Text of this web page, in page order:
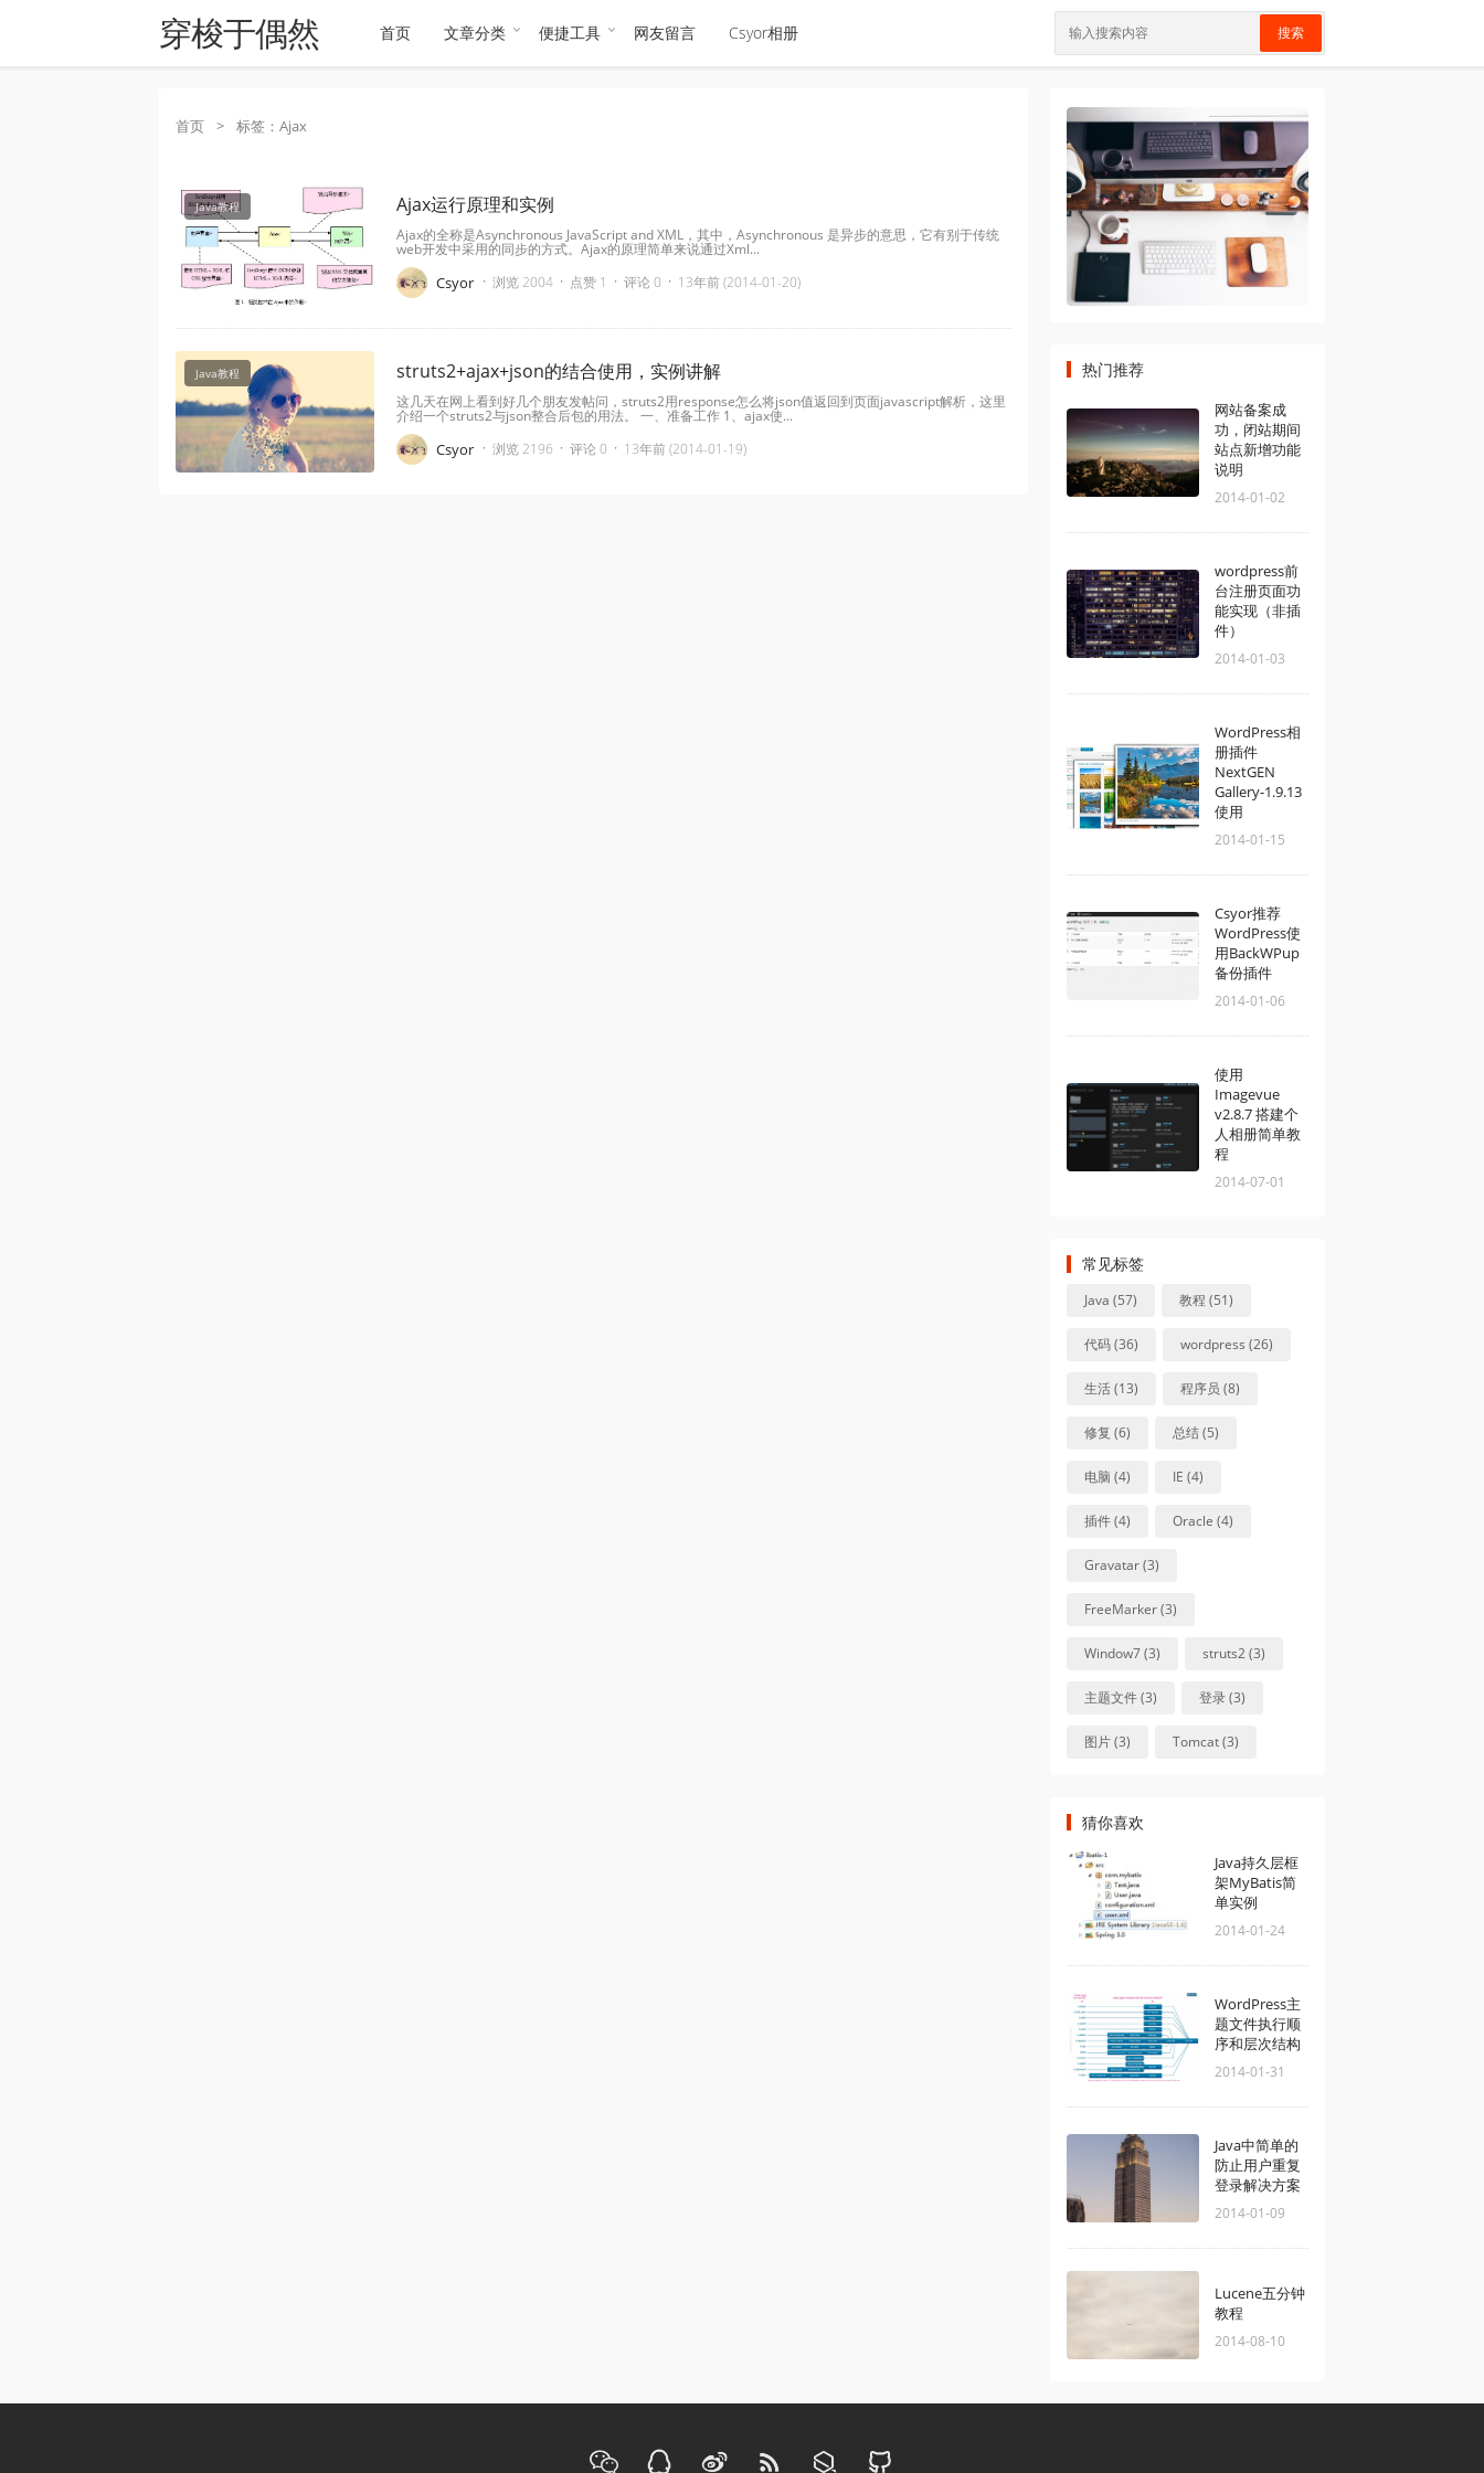
穿梭于偶然 首页 文章分类 便捷工具 网友留言 Csyor相册 搜索
首页 > 标签：Ajax
Java教程 Ajax运行原理和实例
Ajax的全称是Asynchronous JavaScript and XML，其中，Asynchronous 是异步的意思，它有别于传统
web开发中采用的同步的方式。Ajax的原理简单来说通过Xml...
Csyor · 浏览 2004 · 点赞 1 · 评论 0 · 13年前 (2014-01-20)
Java教程 struts2+ajax+json的结合使用，实例讲解
这几天在网上看到好几个朋友发帖问，struts2用response怎么将json值返回到页面javascript解析，这里
介绍一个struts2与json整合后包的用法。 一、准备工作 1、ajax使...
Csyor · 浏览 2196 · 评论 0 · 13年前 (2014-01-19)
热门推荐
网站备案成
功，闭站期间
站点新增功能
说明
2014-01-02
wordpress前
台注册页面功
能实现（非插
件）
2014-01-03
WordPress相
册插件
NextGEN
Gallery-1.9.13
使用
2014-01-15
Csyor推荐
WordPress使
用BackWPup
备份插件
2014-01-06
使用
Imagevue
v2.8.7 搭建个
人相册简单教
程
2014-07-01
常见标签
Java (57) 教程 (51)
代码 (36) wordpress (26)
生活 (13) 程序员 (8)
修复 (6) 总结 (5)
电脑 (4) IE (4)
插件 (4) Oracle (4)
Gravatar (3)
FreeMarker (3)
Window7 (3) struts2 (3)
主题文件 (3) 登录 (3)
图片 (3) Tomcat (3)
猜你喜欢
Java持久层框
架MyBatis简
单实例
2014-01-24
WordPress主
题文件执行顺
序和层次结构
2014-01-31
Java中简单的
防止用户重复
登录解决方案
2014-01-09
Lucene五分钟
教程
2014-08-10